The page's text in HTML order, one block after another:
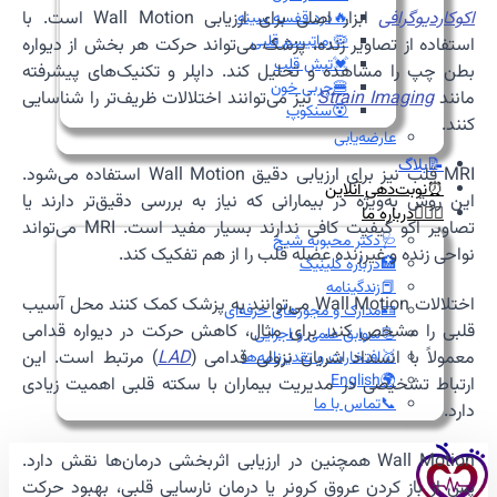
🔥درد قفسه سینه
🦠رماتیسم قلبی
💓تپش قلب
🍔چربی خون
😵سنکوپ
عارضه‌یابی
📝بلاگ
⏰نوبت‌دهی آنلاین
👩🏻‍⚕️درباره ما
🩺دکتر محبوبه شیخ
🏥درباره کلینیک
📕زندگینامه
🪪مدارک و مجوزهای حرفه‌ای
📃سوابق علمی و اجرایی
🥇افتخارات و تقدیرنامه‌ها
🌍English
📞تماس با ما
اکوکاردیوگرافی
ابزار اصلی برای ارزیابی Wall Motion است. با
استفاده از تصاویر زنده، پزشک می‌تواند حرکت هر بخش از دیواره
بطن چپ را مشاهده و تحلیل کند. داپلر و تکنیک‌های پیشرفته
مانندStrain Imagingنیز می‌توانند اختلالات ظریف‌تر را شناسایی
کنند.
MRI قلب نیز برای ارزیابی دقیق Wall Motion استفاده می‌شود.
این روش به‌ویژه در بیمارانی که نیاز به بررسی دقیق‌تر دارند یا
تصاویر اکو کیفیت کافی ندارند بسیار مفید است. MRI می‌تواند
نواحی زنده و غیرزنده عضله قلب را از هم تفکیک کند.
اختلالات Wall Motion می‌توانند به پزشک کمک کنند محل آسیب
قلبی را مشخص کند. برای مثال، کاهش حرکت در دیواره قدامی
معمولاً با انسداد شریان نزولی قدامی (LAD) مرتبط است. این
ارتباط تشخیصی در مدیریت بیماران با سکته قلبی اهمیت زیادی
دارد.
Wall Motion همچنین در ارزیابی اثربخشی درمان‌ها نقش دارد.
پس از باز کردن عروق کرونر یا درمان نارسایی قلبی، بهبود حرکت